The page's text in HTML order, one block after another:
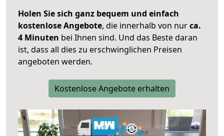
Holen Sie sich ganz bequem und einfach
kostenlose Angebote, die innerhalb von nurca.
4 Minuten bei Ihnen sind. Und das Beste daran
ist, dass all dies zu erschwinglichen Preisen
angeboten werden.
Kostenlose Angebote erhalten